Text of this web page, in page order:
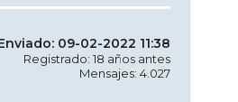
09-02-2022 11:38
Registrado: 18 años antes
Mensajes: 4.027